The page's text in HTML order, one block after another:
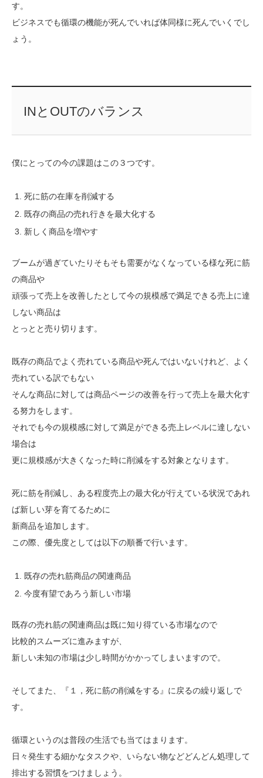
す。
ビジネスでも循環の機能が死んでいれば体同様に死んでいくでし
ょう。
INとOUTのバランス
僕にとっての今の課題はこの３つです。
死に筋の在庫を削減する
既存の商品の売れ行きを最大化する
新しく商品を増やす
ブームが過ぎていたりそもそも需要がなくなっている様な死に筋
の商品や
頑張って売上を改善したとして今の規模感で満足できる売上に達
しない商品は
とっとと売り切ります。
既存の商品でよく売れている商品や死んではいないけれど、よく
売れている訳でもない
そんな商品に対しては商品ページの改善を行って売上を最大化す
る努力をします。
それでも今の規模感に対して満足ができる売上レベルに達しない
場合は
更に規模感が大きくなった時に削減をする対象となります。
死に筋を削減し、ある程度売上の最大化が行えている状況であれ
ば新しい芽を育てるために
新商品を追加します。
この際、優先度としては以下の順番で行います。
既存の売れ筋商品の関連商品
今度有望であろう新しい市場
既存の売れ筋の関連商品は既に知り得ている市場なので
比較的スムーズに進みますが、
新しい未知の市場は少し時間がかかってしまいますので。
そしてまた、『１，死に筋の削減をする』に戻るの繰り返しで
す。
循環というのは普段の生活でも当てはまります。
日々発生する細かなタスクや、いらない物などどんどん処理して
排出する習慣をつけましょう。